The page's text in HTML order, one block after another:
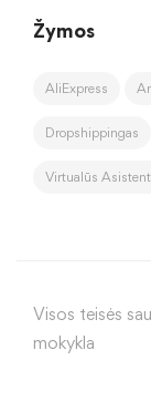
Žymos
AliExpress
Dropshippingas
Virtualūs
Visos teisės
mokykla